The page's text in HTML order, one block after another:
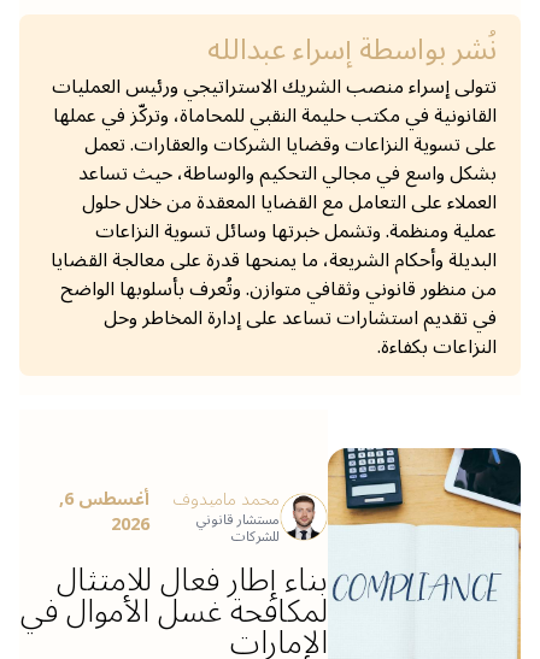
نُشر بواسطةإسراء عبدالله
تتولى إسراء منصب الشريك الاستراتيجي ورئيس العمليات
القانونية في مكتب حليمة النقبي للمحاماة، وتركّز في عملها
على تسوية النزاعات وقضايا الشركات والعقارات. تعمل
بشكل واسع في مجالي التحكيم والوساطة، حيث تساعد
العملاء على التعامل مع القضايا المعقدة من خلال حلول
عملية ومنظمة. وتشمل خبرتها وسائل تسوية النزاعات
البديلة وأحكام الشريعة، ما يمنحها قدرة على معالجة القضايا
من منظور قانوني وثقافي متوازن. وتُعرف بأسلوبها الواضح
في تقديم استشارات تساعد على إدارة المخاطر وحل
النزاعات بكفاءة.
محمد ماميدوف
مستشار قانوني
للشركات
أغسطس 6,
2026
بناء إطار فعال للامتثال
لمكافحة غسل الأموال في
الإمارات